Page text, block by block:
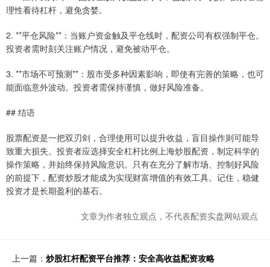
理性看待杠杆，避免贪婪。
2. **平仓风险**：当账户资金触及平仓线时，配资公司有权强制平仓。
投资者需时刻关注账户情况，避免被动平仓。
3. **市场不可预测**：股市受多种因素影响，即使有完善的策略，也可
能面临意外波动。投资者需保持谨慎，做好风险准备。
## 结语
股票配资是一把双刃剑，合理使用可以提升收益，盲目操作则可能导
致重大损失。投资者应选择安全杠杆比例上海炒股配资，制定科学的
操作策略，并始终保持风险意识。只有在充分了解市场、控制好风险
的前提下，配资炒股才能成为实现财富增值的有效工具。记住，稳健
投资才是长期盈利的基石。
文章为作者独立观点，不代表配资实盘网站观点
上一篇： 炒股杠杆配资平台推荐：安全高收益配资攻略